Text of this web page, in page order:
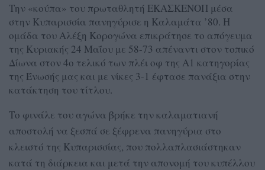
Την «κούπα» του πρωταθλητή ΕΚΑΣΚΕΝΟΠ μέσα
στην Κυπαρισσία πανηγύρισε η Καλαμάτα ’80. Η
ομάδα του Αλέξη Κορογώνα επικράτησε το απόγευμα
της Κυριακής 24 Μαΐου με 58-73 απέναντι στον τοπικό
Δίωνα στον 4ο τελικό των πλέι οφ της Α1 κατηγορίας
της Ένωσής μας και με νίκες 3-1 έφτασε πανάξια στην
κατάκτηση του τίτλου.
Το φινάλε του αγώνα βρήκε την καλαματιανή
αποστολή να ξεσπά σε ξέφρενα πανηγύρια στο
κλειστό της Κυπαρισσίας, που πολλαπλασιάστηκαν
κατά τη διάρκεια και μετά την απονομή του κυπέλλου